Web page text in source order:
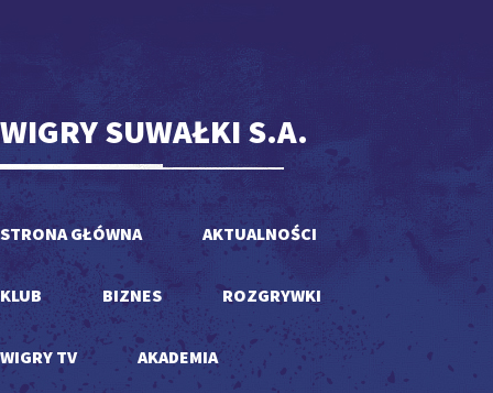
WIGRY SUWAŁKI S.A.
STRONA GŁÓWNA AKTUALNOŚCI
KLUB BIZNES ROZGRYWKI
WIGRY TV AKADEMIA